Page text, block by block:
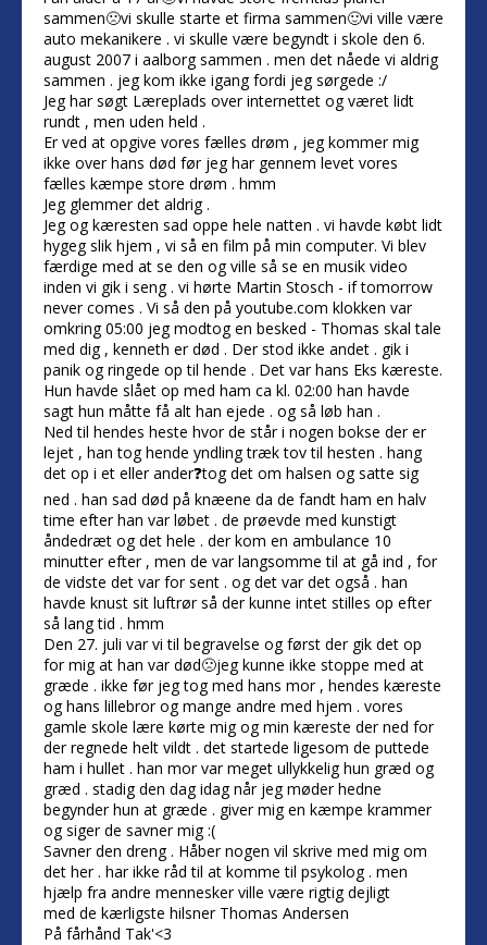
sammen🙁vi skulle starte et firma sammen🙂vi ville være
auto mekanikere . vi skulle være begyndt i skole den 6.
august 2007 i aalborg sammen . men det nåede vi aldrig
sammen . jeg kom ikke igang fordi jeg sørgede :/
Jeg har søgt Læreplads over internettet og været lidt
rundt , men uden held .
Er ved at opgive vores fælles drøm , jeg kommer mig
ikke over hans død før jeg har gennem levet vores
fælles kæmpe store drøm . hmm
Jeg glemmer det aldrig .
Jeg og kæresten sad oppe hele natten . vi havde købt lidt
hygeg slik hjem , vi så en film på min computer. Vi blev
færdige med at se den og ville så se en musik video
inden vi gik i seng . vi hørte Martin Stosch - if tomorrow
never comes . Vi så den på youtube.com klokken var
omkring 05:00 jeg modtog en besked - Thomas skal tale
med dig , kenneth er død . Der stod ikke andet . gik i
panik og ringede op til hende . Det var hans Eks kæreste.
Hun havde slået op med ham ca kl. 02:00 han havde
sagt hun måtte få alt han ejede . og så løb han .
Ned til hendes heste hvor de står i nogen bokse der er
lejet , han tog hende yndling træk tov til hesten . hang
det op i et eller ander❓tog det om halsen og satte sig
ned . han sad død på knæene da de fandt ham en halv
time efter han var løbet . de prøevde med kunstigt
åndedræt og det hele . der kom en ambulance 10
minutter efter , men de var langsomme til at gå ind , for
de vidste det var for sent . og det var det også . han
havde knust sit luftrør så der kunne intet stilles op efter
så lang tid . hmm
Den 27. juli var vi til begravelse og først der gik det op
for mig at han var død🙁jeg kunne ikke stoppe med at
græde . ikke før jeg tog med hans mor , hendes kæreste
og hans lillebror og mange andre med hjem . vores
gamle skole lære kørte mig og min kæreste der ned for
der regnede helt vildt . det startede ligesom de puttede
ham i hullet . han mor var meget ullykkelig hun græd og
græd . stadig den dag idag når jeg møder hedne
begynder hun at græde . giver mig en kæmpe krammer
og siger de savner mig :(
Savner den dreng . Håber nogen vil skrive med mig om
det her . har ikke råd til at komme til psykolog . men
hjælp fra andre mennesker ville være rigtig dejligt
med de kærligste hilsner Thomas Andersen
På fårhånd Tak'<3